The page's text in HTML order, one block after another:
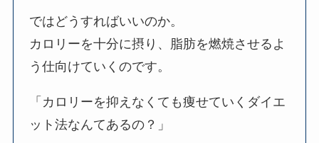
ではどうすればいいのか。
カロリーを十分に摂り、脂肪を燃焼させるよ
う仕向けていくのです。
「カロリーを抑えなくても痩せていくダイエ
ット法なんてあるの？」